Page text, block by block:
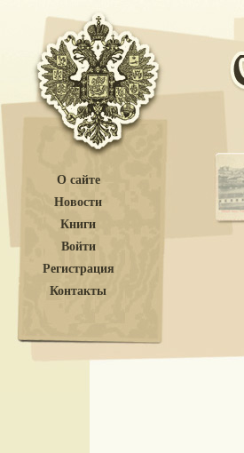
О сайте
Новости
Книги
Войти
Регистрация
Контакты